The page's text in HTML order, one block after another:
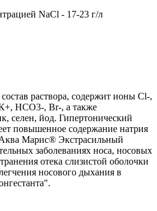
NaCl - 17-23 г/л
раствора, содержит ионы Cl-,
НСО3-, Вr-, а также
селен, йод. Гипертонический
повышенное содержание натрия
Марис® Экстрасильный
заболеваниях носа, носовых
отека слизистой оболочки
носового дыхания в